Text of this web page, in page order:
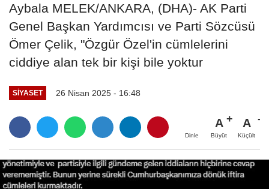
Aybala MELEK/ANKARA, (DHA)- AK Parti
Genel Başkan Yardımcısı ve Parti Sözcüsü
Ömer Çelik, "Özgür Özel'in cümlelerini
ciddiye alan tek bir kişi bile yoktur
SIYASET 26 Nisan 2025 - 16:48
Dinle
A
Büyüt
A
Küçült